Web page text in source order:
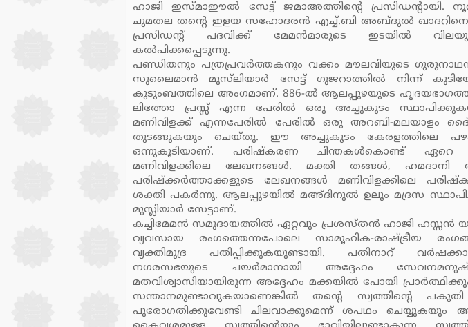
ഹാജി ഇസ്മാഈല്‍ സേട്ട് ജമാഅത്തിന്റെ പ്രസിഡന്റായി.
ചുമതല തന്റെ ഇളയ സഹോദരന്‍ എച്ച്.ബി അബ്ദുല്‍
പ്രസിഡന്റ് പദവിക്ക് മേമന്‍മാരുടെ ഇടയില്‍
കല്‍പിക്കപ്പെടുന്നു.
പണ്ഡിതനും പത്രപ്രവര്‍ത്തകനും വക്കം മൗലവിയുടെ
സുലൈമാന്‍ മുസ്‌ലിയാര്‍ സേട്ട് ഗുജറാത്തില്‍ നിന്ന്
കുടുംബത്തിലെ അംഗമാണ്. 886-ല്‍ ആലപ്പുഴയുടെ
ലിത്തോ പ്രസ്സ് എന്ന പേരില്‍ ഒരു അച്ചുകൂടം
മണിവിളക്ക് എന്നപേരില്‍ പേരില്‍ ഒരു അറബി-മലയാളം
തുടങ്ങുകയും ചെയ്തു. ഈ അച്ചുകൂടം കേരളത്തിലെ
ഒന്നുകൂടിയാണ്. പരിഷ്‌കരണ ചിന്തകള്‍കൊണ്ട് ഏറെ
മണിവിളക്കിലെ ലേഖനങ്ങള്‍. മക്തി തങ്ങള്‍, ഹമദാനി
പരിഷ്‌ക്കര്‍ത്താക്കളുടെ ലേഖനങ്ങള്‍ മണിവിളക്കിലെ
ശക്തി പകര്‍ന്നു. ആലപ്പുഴയില്‍ മഅ്ദിനുല്‍ ഉലൂം മദ്രസ
മുസ്ലിയാര്‍ സേട്ടാണ്.
കച്ചിമേമന്‍ സമുദായത്തില്‍ ഏറ്റവും പ്രശസ്തന്‍ ഹാജി
വ്യവസായ രംഗത്തെന്നപോലെ സാമൂഹിക-രാഷ്ട്രീയ
വ്യക്തിമുദ്ര പതിപ്പിക്കുകയുണ്ടായി. പതിനാറ്
നഗരസഭയുടെ ചയര്‍മാനായി അദ്ദേഹം
മതവിശ്വാസിയായിരുന്ന അദ്ദേഹം മക്കയില്‍ പോയി
സന്താനമുണ്ടാവുകയാണെങ്കില്‍ തന്റെ സ്വത്തിന്റെ പകുതി
പുരോഗതിക്കുവേണ്ടി ചിലവാക്കുമെന്ന് ശപഥം ചെയ്യുകയും